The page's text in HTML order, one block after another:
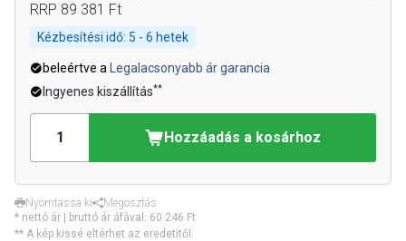
RRP 89 381 Ft
Kézbesítési idő: 5 - 6 hetek
beleértve a
Legalacsonyabb ár garancia
Ingyenes kiszállítás**
Hozzáadás a kosárhoz
Nyomtassa ki
Megosztás
* nettó ár | bruttó ár áfával: 60 246 Ft
** A kép kissé eltérhet az eredetitől.